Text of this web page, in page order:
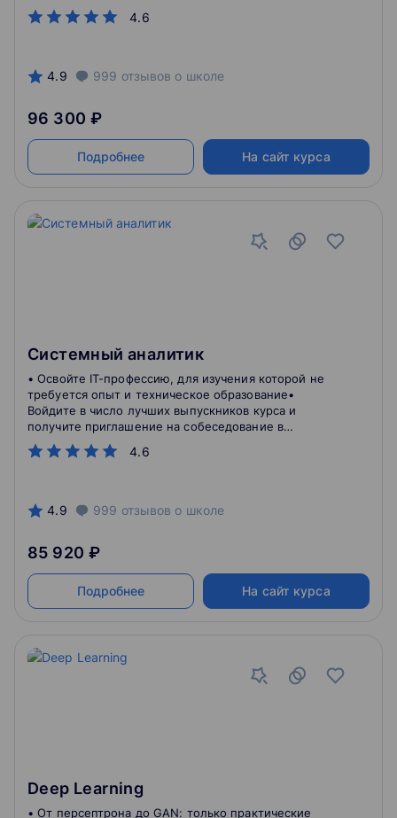
4.6
4.9 999 отзывов о школе
96 300 ₽
Подробнее На сайт курса
Системный аналитик
4.6
• Освойте IT-профессию, для изучения которой не
требуется опыт и техническое образование•
Войдите в число лучших выпускников курса и
получите приглашение на собеседование в
Sportmaster Lab
4.9 999 отзывов о школе
85 920 ₽
Подробнее На сайт курса
Deep Learning
• От персептрона до GAN: только практические